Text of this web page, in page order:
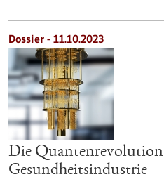
Dossier - 11.10.2023
Die
Gesundheitsindustrie